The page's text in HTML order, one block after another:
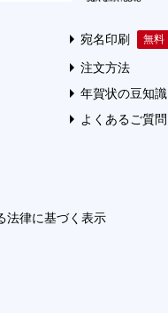
宛名印刷
注文方法
年賀状の豆知識
よくあるご質問
法律に基づく表示